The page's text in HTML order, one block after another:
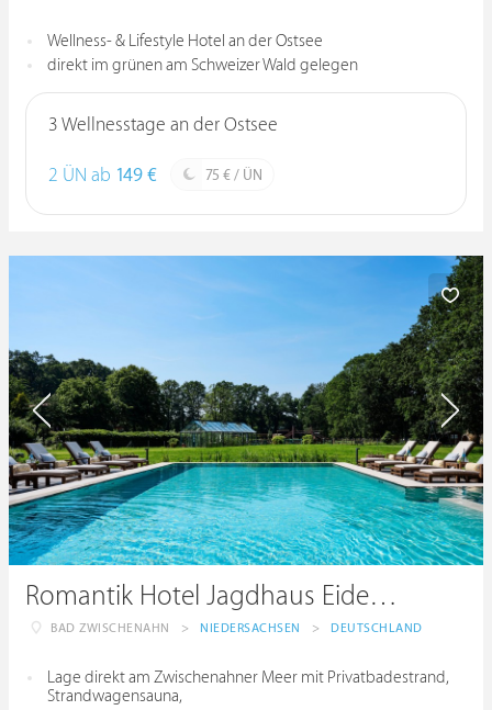
Wellness- & Lifestyle Hotel an der Ostsee
direkt im grünen am Schweizer Wald gelegen
3 Wellnesstage an der Ostsee
2 ÜN ab 149 € 75 € / ÜN
Romantik Hotel Jagdhaus Eiden am See
BAD ZWISCHENAHN > NIEDERSACHSEN > DEUTSCHLAND
Lage direkt am Zwischenahner Meer mit Privatbadestrand,
Strandwagensauna,